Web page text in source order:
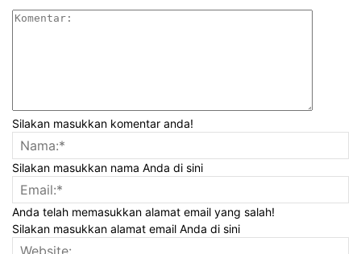
Silakan masukkan komentar anda!
Silakan masukkan nama Anda di sini
Anda telah memasukkan alamat email yang salah!
Silakan masukkan alamat email Anda di sini